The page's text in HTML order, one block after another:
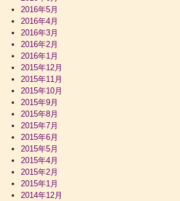
2016年5月
2016年4月
2016年3月
2016年2月
2016年1月
2015年12月
2015年11月
2015年10月
2015年9月
2015年8月
2015年7月
2015年6月
2015年5月
2015年4月
2015年2月
2015年1月
2014年12月